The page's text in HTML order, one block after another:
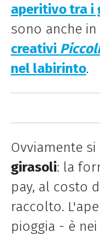
aperitivo tra i
sono anche
creativi
nel labirinto.
Ovviamente
girasoli: la
pay, al costo
raccolto.
pioggia - è